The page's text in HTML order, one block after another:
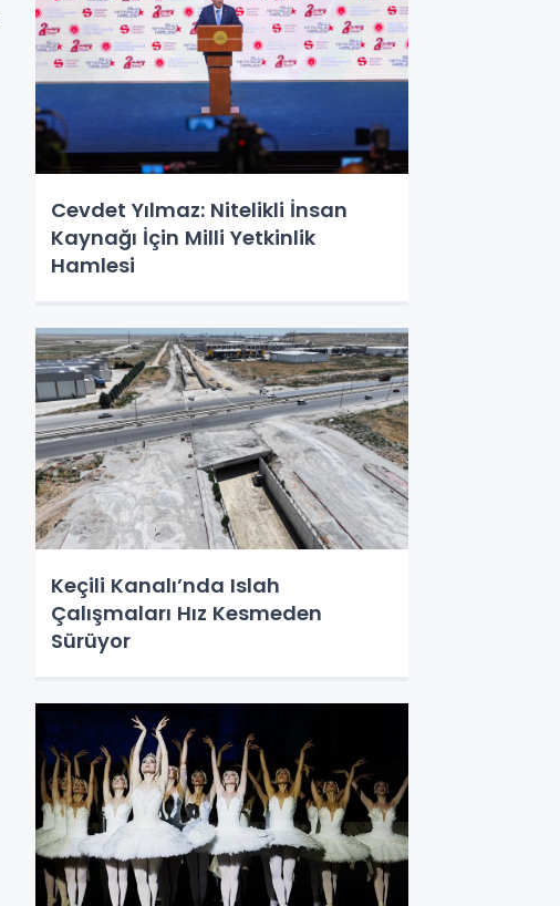
Cevdet Yılmaz: Nitelikli İnsan
Kaynağı İçin Milli Yetkinlik
Hamlesi
Keçili Kanalı’nda Islah
Çalışmaları Hız Kesmeden
Sürüyor